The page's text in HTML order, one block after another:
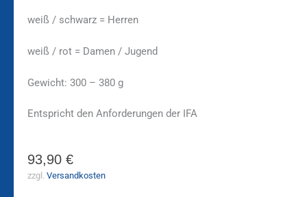
weiß / schwarz = Herren
weiß / rot = Damen / Jugend
Gewicht: 300 – 380 g
Entspricht den Anforderungen der IFA
93,90 €
zzgl. Versandkosten